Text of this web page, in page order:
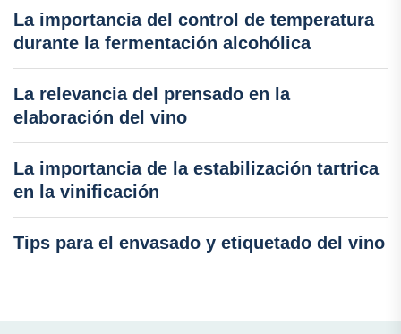
La importancia del control de temperatura
durante la fermentación alcohólica
La relevancia del prensado en la
elaboración del vino
La importancia de la estabilización tartrica
en la vinificación
Tips para el envasado y etiquetado del vino